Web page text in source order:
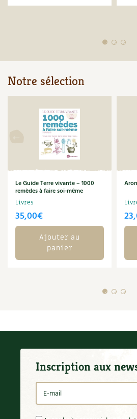
Notre sélection
Le Guide Terre vivante – 1000
remèdes à faire soi-même
Livres
35,00€
Ajouter au
panier
Inscription aux